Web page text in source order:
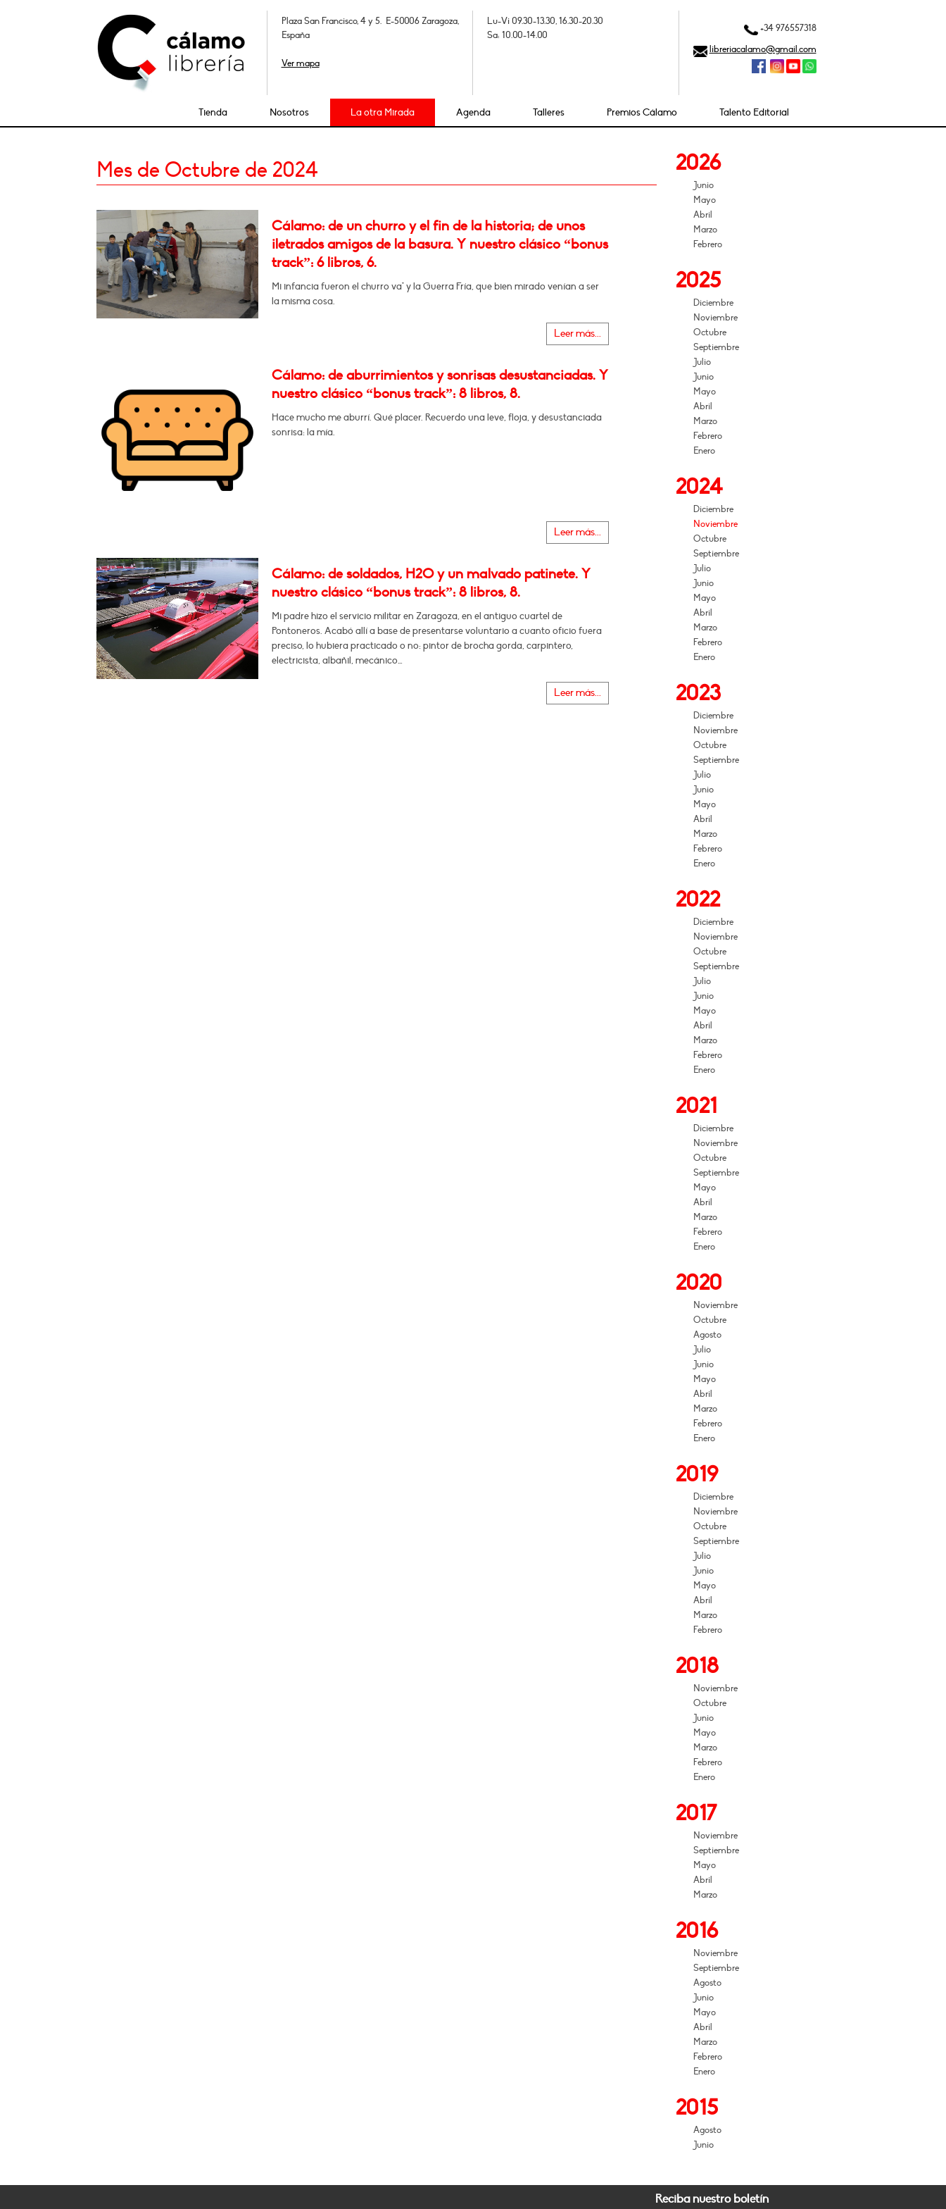
Plaza San Francisco, 4 y 5. E-50006 Zaragoza,
España
Ver mapa
Lu-Vi 09.30-13.30, 16.30-20.30
Sa: 10.00-14.00
+34 976557318
libreriacalamo@gmail.com
Tienda Nosotros La otra Mirada Agenda Talleres Premios Cálamo Talento Editorial
Mes de Octubre de 2024
Cálamo: de un churro y el fin de la historia; de unos
iletrados amigos de la basura. Y nuestro clásico “bonus
track”: 6 libros, 6.
Mi infancia fueron el churro va* y la Guerra Fría, que bien mirado venían a ser
la misma cosa.
Leer más...
Cálamo: de aburrimientos y sonrisas desustanciadas. Y
nuestro clásico “bonus track”: 8 libros, 8.
Hace mucho me aburrí. Qué placer. Recuerdo una leve, floja, y desustanciada
sonrisa: la mía.
Leer más...
Cálamo: de soldados, H2O y un malvado patinete. Y
nuestro clásico “bonus track”: 8 libros, 8.
Mi padre hizo el servicio militar en Zaragoza, en el antiguo cuartel de
Pontoneros. Acabó allí a base de presentarse voluntario a cuanto oficio fuera
preciso, lo hubiera practicado o no: pintor de brocha gorda, carpintero,
electricista, albañil, mecánico…
Leer más...
2026
Junio
Mayo
Abril
Marzo
Febrero
2025
Diciembre
Noviembre
Octubre
Septiembre
Julio
Junio
Mayo
Abril
Marzo
Febrero
Enero
2024
Diciembre
Noviembre
Octubre
Septiembre
Julio
Junio
Mayo
Abril
Marzo
Febrero
Enero
2023
Diciembre
Noviembre
Octubre
Septiembre
Julio
Junio
Mayo
Abril
Marzo
Febrero
Enero
2022
Diciembre
Noviembre
Octubre
Septiembre
Julio
Junio
Mayo
Abril
Marzo
Febrero
Enero
2021
Diciembre
Noviembre
Octubre
Septiembre
Mayo
Abril
Marzo
Febrero
Enero
2020
Noviembre
Octubre
Agosto
Julio
Junio
Mayo
Abril
Marzo
Febrero
Enero
2019
Diciembre
Noviembre
Octubre
Septiembre
Julio
Junio
Mayo
Abril
Marzo
Febrero
2018
Noviembre
Octubre
Junio
Mayo
Marzo
Febrero
Enero
2017
Noviembre
Septiembre
Mayo
Abril
Marzo
2016
Noviembre
Septiembre
Agosto
Junio
Mayo
Abril
Marzo
Febrero
Enero
2015
Agosto
Junio
Reciba nuestro boletín